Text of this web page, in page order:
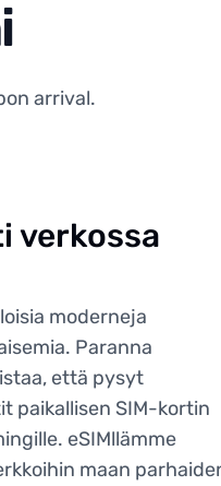
arrival.
verkossa
moderneja
Paranna
että pysyt
paikallisen SIM-kortin
eSIMllämme
maan